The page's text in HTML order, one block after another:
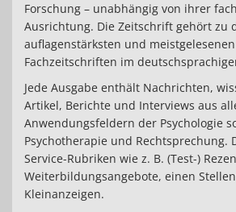
Forschung – unabhängig von ihrer
Ausrichtung. Die Zeitschrift gehört zu
auflagenstärksten und
Fachzeitschriften im
Jede Ausgabe enthält Nachrichten,
Artikel, Berichte und Interviews aus
Anwendungsfeldern der Psychologie
Psychotherapie und Rechtsprechung.
Service-Rubriken wie z. B. (Test-)
Weiterbildungsangebote, einen
Kleinanzeigen.